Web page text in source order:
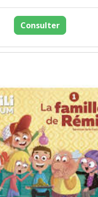
Consulter